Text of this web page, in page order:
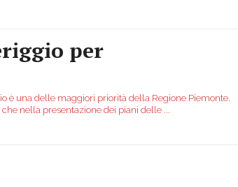
per
è una delle maggiori priorità della Regione Piemonte.
che nella presentazione dei piani delle